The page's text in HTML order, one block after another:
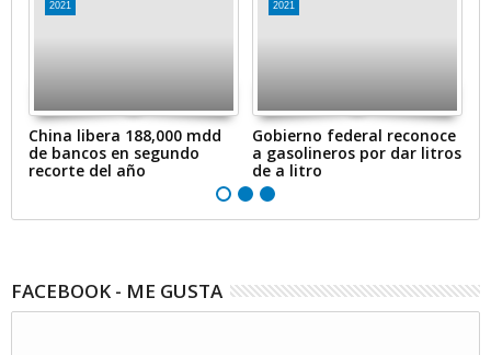
2021
China libera 188,000 mdd
de bancos en segundo
recorte del año
2021
Gobierno federal reconoce
a gasolineros por dar litros
de a litro
FACEBOOK - ME GUSTA